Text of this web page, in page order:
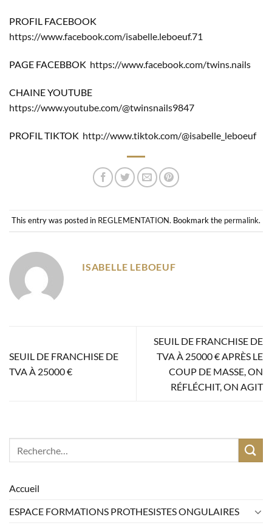
PROFIL FACEBOOK
https://www.facebook.com/isabelle.leboeuf.71
PAGE FACEBBOK https://www.facebook.com/twins.nails
CHAINE YOUTUBE
https://www.youtube.com/@twinsnails9847
PROFIL TIKTOK http://www.tiktok.com/@isabelle_leboeuf
This entry was posted in REGLEMENTATION. Bookmark the permalink.
ISABELLE LEBOEUF
SEUIL DE FRANCHISE DE
TVA À 25000 €
SEUIL DE FRANCHISE DE
TVA À 25000 € APRÈS LE
COUP DE MASSE, ON
RÉFLÉCHIT, ON AGIT
Accueil
ESPACE FORMATIONS PROTHESISTES ONGULAIRES